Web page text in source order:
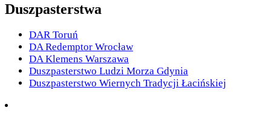
Duszpasterstwa
DAR Toruń
DA Redemptor Wrocław
DA Klemens Warszawa
Duszpasterstwo Ludzi Morza Gdynia
Duszpasterstwo Wiernych Tradycji Łacińskiej